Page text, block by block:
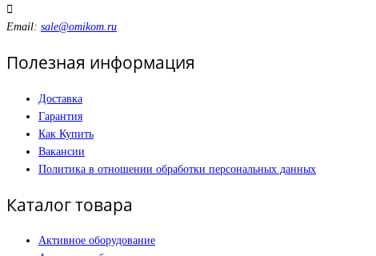
Email: sale@omikom.ru
Полезная информация
Доставка
Гарантия
Как Купить
Вакансии
Политика в отношении обработки персональных данных
Каталог товара
Активное оборудование